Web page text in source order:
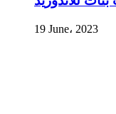
19 June، 2023